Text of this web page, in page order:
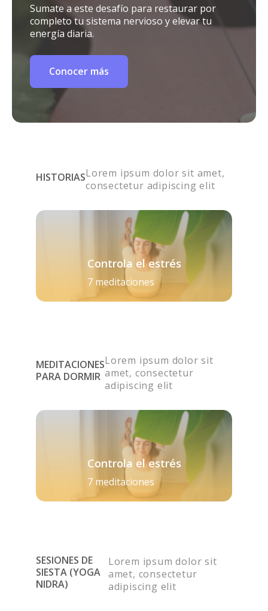
Sumate a este desafío para restaurar por
completo tu sistema nervioso y elevar tu
energía diaria.
Conocer más
HISTORIASLorem ipsum dolor sit amet,
consectetur adipiscing elit
Controla el estrés
7 meditaciones
MEDITACIONES
PARA DORMIR
Lorem ipsum dolor sit
amet, consectetur
adipiscing elit
Controla el estrés
7 meditaciones
SESIONES DE
SIESTA (YOGA
NIDRA)
Lorem ipsum dolor sit
amet, consectetur
adipiscing elit